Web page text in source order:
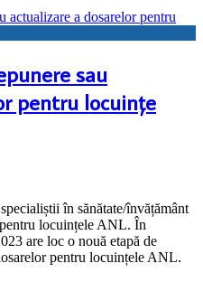
sau
pentru locuințe
în sănătate/învățământ
locuințele ANL. În
are loc o nouă etapă de
pentru locuințele ANL.